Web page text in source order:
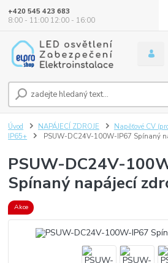
+420 545 423 683
8:00 - 11:00 12:00 - 16:00
Úvod NAPÁJECÍ ZDROJE Napěťové CV
IP65+
PSUW-DC24V-100W-IP67 Spínaný
PSUW-DC24V-
Spínaný napájecí
Akce